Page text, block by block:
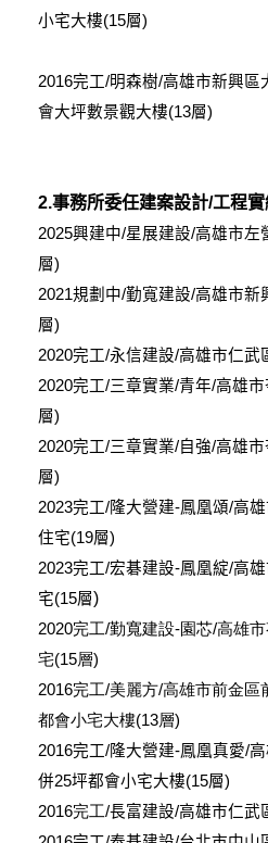
小宅大樓(15層)
2016完工/明森樹/高雄市新興區
會大坪數景觀大樓(13層)
2.事務所委任建案設計/工程
2025興建中/星展建設/高雄市左
層)
2021規劃中/勤寬建設/高雄市新
層)
2020完工/永信建設/高雄市仁武
2020完工/三章實業/青年/高雄
層)
2020完工/三章實業/自強/高雄
層)
2023完工/隆大營建-鳳凰頌/高
住宅(19層)
2023完工/宏碁建設-鳳凰綻/高
宅(15層)
2020完工/勤寬建設-園芯/高雄
宅(15層)
2016完工/美麗方/高雄市前金區
都會小宅大樓(13層)
2016完工/隆大營建-鳳凰真愛/
併25坪都會小宅大樓(15層)
2016完工/長富建設/高雄市仁武